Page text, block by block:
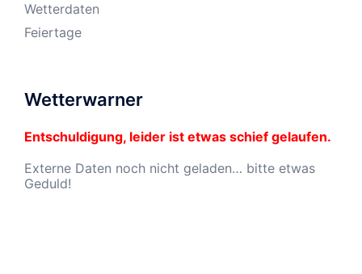
Wetterdaten
Feiertage
Wetterwarner
Entschuldigung, leider ist etwas schief gelaufen.
Externe Daten noch nicht geladen… bitte etwas
Geduld!